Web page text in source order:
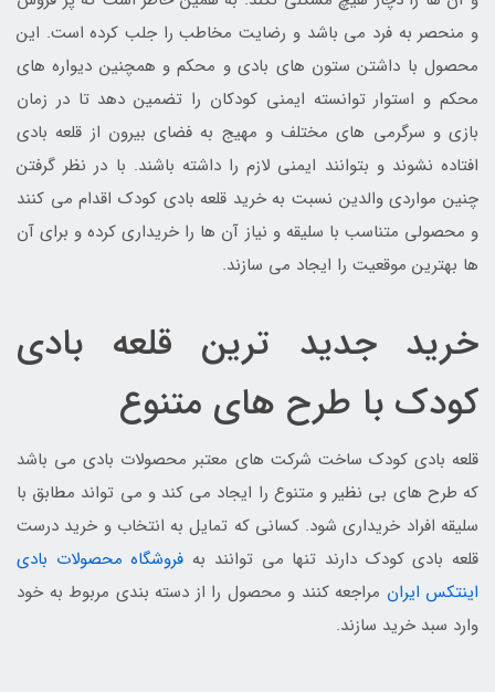
و منحصر به فرد می باشد و رضایت مخاطب را جلب کرده است. این
محصول با داشتن ستون های بادی و محکم و همچنین دیواره های
محکم و استوار توانسته ایمنی کودکان را تضمین دهد تا در زمان
بازی و سرگرمی های مختلف و مهیج به فضای بیرون از قلعه بادی
افتاده نشوند و بتوانند ایمنی لازم را داشته باشند. با در نظر گرفتن
چنین مواردی والدین نسبت به خرید قلعه بادی کودک اقدام می کنند
و محصولی متناسب با سلیقه و نیاز آن ها را خریداری کرده و برای آن
ها بهترین موقعیت را ایجاد می سازند.
خرید جدید ترین قلعه بادی
کودک با طرح های متنوع
قلعه بادی کودک ساخت شرکت های معتبر محصولات بادی می باشد
که طرح های بی نظیر و متنوع را ایجاد می کند و می تواند مطابق با
سلیقه افراد خریداری شود. کسانی که تمایل به انتخاب و خرید درست
قلعه بادی کودک دارند تنها می توانند به فروشگاه محصولات بادی
اینتکس ایران مراجعه کنند و محصول را از دسته بندی مربوط به خود
وارد سبد خرید سازند.